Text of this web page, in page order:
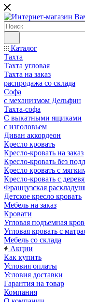
Каталог
Тахта
Тахта угловая
Тахта на заказ
распродажа со склада
Софа
с механизмом Дельфин
Тахта-софа
С выкатными ящиками
с изголовьем
Диван аккордеон
Кресло кровать
Кресло-кровать на заказ
Кресло-кровать без
Кресло кровать с
Кресло-кровать с
Французская
Детское кресло кровать
Мебель на заказ
Кровати
Угловая подъемная
Угловая кровать с
Мебель со склада
Акции
Как купить
Условия оплаты
Условия доставки
Гарантия на товар
Компания